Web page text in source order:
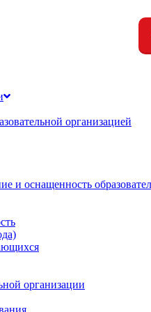
организацией
и оснащенность
организации